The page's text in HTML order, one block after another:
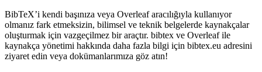
BibTeX’i kendi başınıza veya Overleaf aracılığıyla kullanıyor
olmanız fark etmeksizin, bilimsel ve teknik belgelerde kaynakçalar
oluşturmak için vazgeçilmez bir araçtır. bibtex ve Overleaf ile
kaynakça yönetimi hakkında daha fazla bilgi için bibtex.eu adresini
ziyaret edin veya dokümanlarımıza göz atın!